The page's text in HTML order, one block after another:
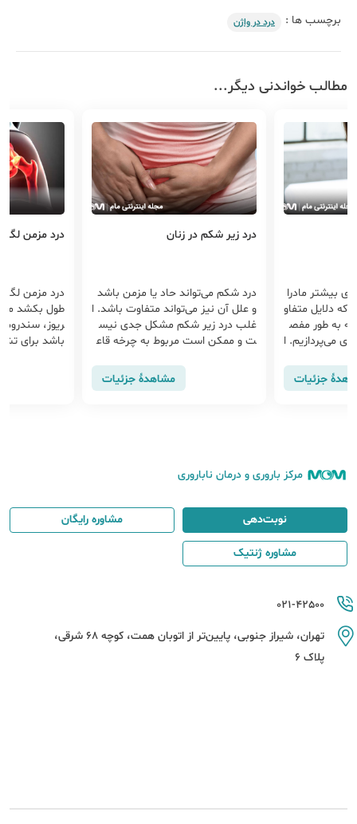
برچسب ها : درد در واژن
مطالب خواندنی دیگر...
بیشتر مادرا
که دلایل متفاو
به طور مفص
می‌پردازیم. ا
غیر این صور
کنند.
جزئیات
درد زیر شکم در زنان
درد شکم می‌تواند حاد یا مزمن باشد
و علل آن نیز می‌تواند متفاوت باشد. ا
غلب درد زیر شکم مشکل جدی نیس
ت و ممکن است مربوط به چرخه قاع
کم جدی هستند و ممکن است نشان
دهنده یک بیماری باشند، برای مثال
مشاهدهٔ جزئیات
درد مزمن لگن
درد مزمن
طول بکشد
ریوز،
باشد برای
مرکز باروری و درمان ناباروری
021-42500
تهران، شیراز جنوبی، پایین‌تر از اتوبان همت، کوچه 68 شرقی،
پلاک 6
نوبت‌دهی مشاوره رایگان
مشاوره ژنتیک